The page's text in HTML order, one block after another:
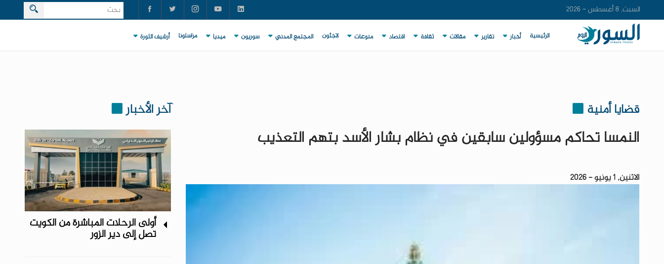
السبت, 8 أغسطس - 2026
الرئيسية أخبار تقارير مقالات ثقافة اقتصاد منوعات لاجئون المجتمع المدني سوريون ميديا مراسلونا أرشيف الثورة
قضايا أمنية
النمسا تحاكم مسؤولين سابقين في نظام بشار الأسد بتهم التعذيب
الاثنين, 1 يونيو - 2026
آخر الأخبار
أولى الرحلات المباشرة من الكويت
تصل إلى دير الزور